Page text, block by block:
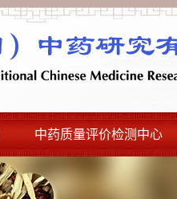
中药质量评价检测中心